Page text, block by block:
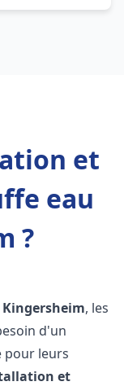
et
eau
?
Kingersheim, les
d'un
pour leurs
et